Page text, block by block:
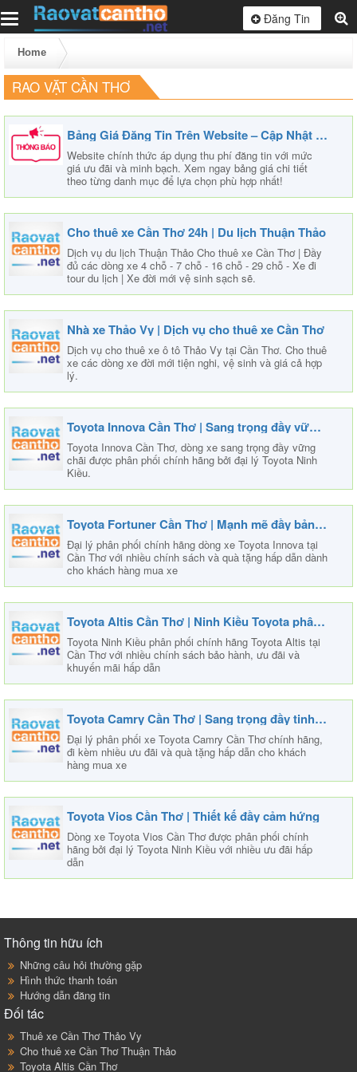
Đăng Tin
Toggle
navigation
Home
RAO VẶT CẦN THƠ
Bảng Giá Đăng Tin Trên Website – Cập Nhật Mới Nhất 2025
Website chính thức áp dụng thu phí đăng tin với mức
giá ưu đãi và minh bạch. Xem ngay bảng giá chi tiết
theo từng danh mục để lựa chọn phù hợp nhất!
Cho thuê xe Cần Thơ 24h | Du lịch Thuận Thảo
Dịch vụ du lịch Thuận Thảo Cho thuê xe Cần Thơ | Đầy
đủ các dòng xe 4 chỗ - 7 chỗ - 16 chỗ - 29 chỗ - Xe đi
tour du lịch | Xe đời mới vệ sinh sạch sẽ.
Nhà xe Thảo Vy | Dịch vụ cho thuê xe Cần Thơ
Dịch vụ cho thuê xe ô tô Thảo Vy tại Cần Thơ. Cho thuê
xe các dòng xe đời mới tiện nghi, vệ sinh và giá cả hợp
lý.
Toyota Innova Cần Thơ | Sang trọng đầy vững chãi
Toyota Innova Cần Thơ, dòng xe sang trọng đầy vững
chãi được phân phối chính hãng bởi đại lý Toyota Ninh
Kiều.
Toyota Fortuner Cần Thơ | Mạnh mẽ đầy bản lĩnh
Đại lý phân phối chính hãng dòng xe Toyota Innova tại
Cần Thơ với nhiều chính sách và quà tặng hấp dẫn dành
cho khách hàng mua xe
Toyota Altis Cần Thơ | Ninh Kiều Toyota phân phối
Toyota Ninh Kiều phân phối chính hãng Toyota Altis tại
Cần Thơ với nhiều chính sách bảo hành, ưu đãi và
khuyến mãi hấp dẫn
Toyota Camry Cần Thơ | Sang trọng đầy tinh tế
Đại lý phân phối xe Toyota Camry Cần Thơ chính hãng,
đi kèm nhiều ưu đãi và quà tặng hấp dẫn cho khách
hàng mua xe
Toyota Vios Cần Thơ | Thiết kế đầy cảm hứng
Dòng xe Toyota Vios Cần Thơ được phân phối chính
hãng bởi đại lý Toyota Ninh Kiều với nhiều ưu đãi hấp
dẫn
Thông tin hữu ích
Những câu hỏi thường gặp
Hình thức thanh toán
Hướng dẫn đăng tin
Đối tác
Thuê xe Cần Thơ Thảo Vy
Cho thuê xe Cần Thơ Thuận Thảo
Toyota Altis Cần Thơ